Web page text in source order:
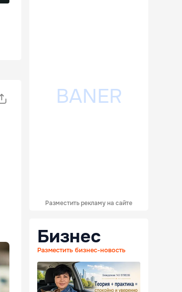
Разместить рекламу на сайте
Бизнес
Разместить бизнес-новость